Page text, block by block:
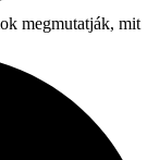
megmutatják, mit